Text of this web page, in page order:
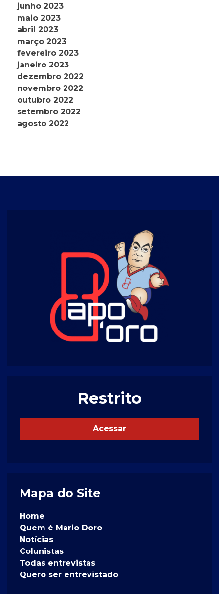
junho 2023
maio 2023
abril 2023
março 2023
fevereiro 2023
janeiro 2023
dezembro 2022
novembro 2022
outubro 2022
setembro 2022
agosto 2022
Restrito
Acessar
Mapa do Site
Home
Quem é Mario Doro
Notícias
Colunistas
Todas entrevistas
Quero ser entrevistado